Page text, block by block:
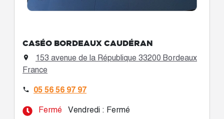
CASÉO BORDEAUX CAUDÉRAN

153 avenue de la République 33200 Bordeaux
France
 05 56 56 97 97
Fermé Vendredi : Fermé